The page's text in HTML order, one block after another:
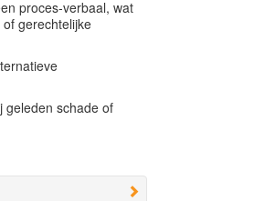
proces-verbaal, wat
gerechtelijke
geleden schade of